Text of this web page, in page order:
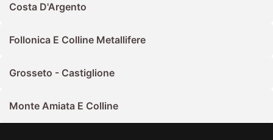
Costa D'Argento
Follonica E Colline Metallifere
Grosseto - Castiglione
Monte Amiata E Colline